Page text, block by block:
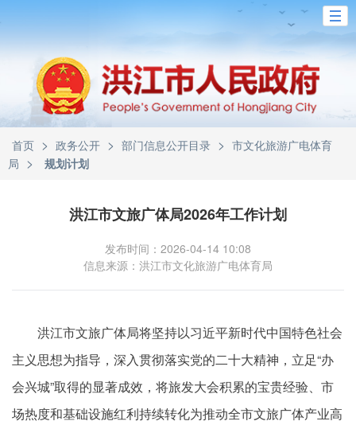
首页 > 政务公开 > 部门信息公开目录 > 市文化旅游广电体育
局 > 规划计划
洪江市文旅广体局2026年工作计划
发布时间：2026-04-14 10:08
信息来源：洪江市文化旅游广电体育局
洪江市文旅广体局将坚持以习近平新时代中国特色社会
主义思想为指导，深入贯彻落实党的二十大精神，立足“办
会兴城”取得的显著成效，将旅发大会积累的宝贵经验、市
场热度和基础设施红利持续转化为推动全市文旅广体产业高